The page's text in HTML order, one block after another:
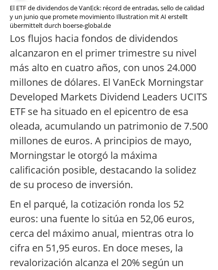
El ETF de dividendos de VanEck: récord de entradas, sello de calidad
y un junio que promete movimiento Illustration mit AI erstellt
übermittelt durch boerse-global.de
Los flujos hacia fondos de dividendos
alcanzaron en el primer trimestre su nivel
más alto en cuatro años, con unos 24.000
millones de dólares. El VanEck Morningstar
Developed Markets Dividend Leaders UCITS
ETF se ha situado en el epicentro de esa
oleada, acumulando un patrimonio de 7.500
millones de euros. A principios de mayo,
Morningstar le otorgó la máxima
calificación posible, destacando la solidez
de su proceso de inversión.
En el parqué, la cotización ronda los 52
euros: una fuente lo sitúa en 52,06 euros,
cerca del máximo anual, mientras otra lo
cifra en 51,95 euros. En doce meses, la
revalorización alcanza el 20% según un